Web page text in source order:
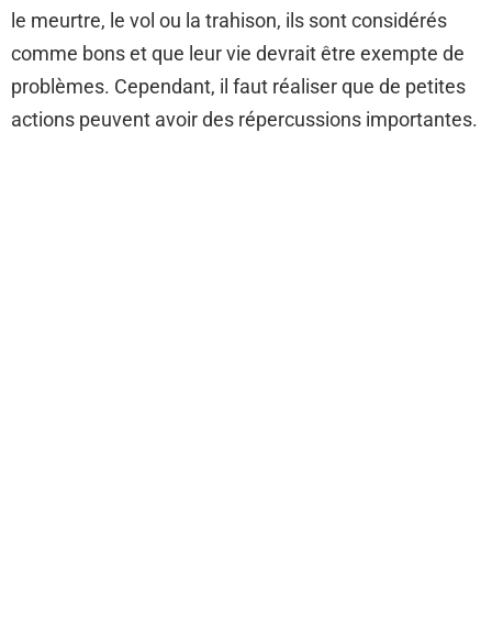
le meurtre, le vol ou la trahison, ils sont considérés
comme bons et que leur vie devrait être exempte de
problèmes. Cependant, il faut réaliser que de petites
actions peuvent avoir des répercussions importantes.